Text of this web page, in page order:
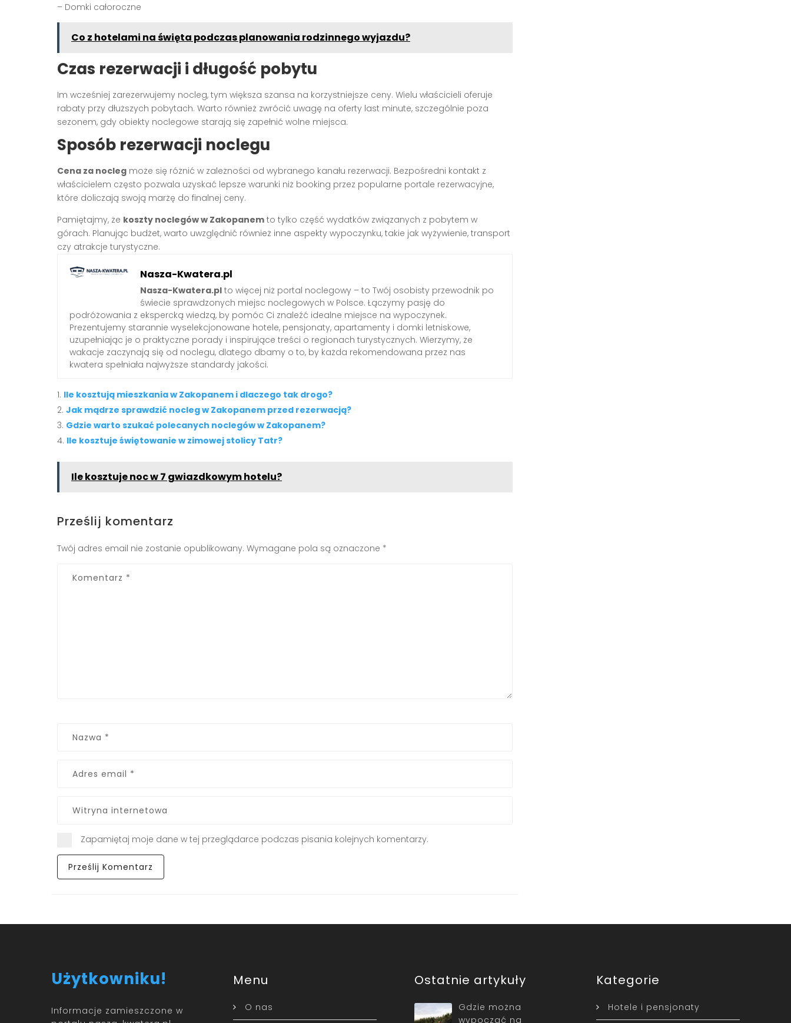
– Domki całoroczne
Co z hotelami na święta podczas planowania rodzinnego wyjazdu?
Czas rezerwacji i długość pobytu
Im wcześniej zarezerwujemy nocleg, tym większa szansa na korzystniejsze ceny. Wielu właścicieli oferuje
rabaty przy dłuższych pobytach. Warto również zwrócić uwagę na oferty last minute, szczególnie poza
sezonem, gdy obiekty noclegowe starają się zapełnić wolne miejsca.
Sposób rezerwacji noclegu
Cena za nocleg może się różnić w zależności od wybranego kanału rezerwacji. Bezpośredni kontakt z
właścicielem często pozwala uzyskać lepsze warunki niż booking przez popularne portale rezerwacyjne,
które doliczają swoją marżę do finalnej ceny.
Pamiętajmy, że koszty noclegów w Zakopanem to tylko część wydatków związanych z pobytem w
górach. Planując budżet, warto uwzględnić również inne aspekty wypoczynku, takie jak wyżywienie, transport
czy atrakcje turystyczne.
Nasza-Kwatera.pl
Nasza-Kwatera.pl to więcej niż portal noclegowy – to Twój osobisty przewodnik po
świecie sprawdzonych miejsc noclegowych w Polsce. Łączymy pasję do
podróżowania z ekspercką wiedzą, by pomóc Ci znaleźć idealne miejsce na wypoczynek.
Prezentujemy starannie wyselekcjonowane hotele, pensjonaty, apartamenty i domki letniskowe,
uzupełniając je o praktyczne porady i inspirujące treści o regionach turystycznych. Wierzymy, że
wakacje zaczynają się od noclegu, dlatego dbamy o to, by każda rekomendowana przez nas
kwatera spełniała najwyższe standardy jakości.
Ile kosztują mieszkania w Zakopanem i dlaczego tak drogo?
Jak mądrze sprawdzić nocleg w Zakopanem przed rezerwacją?
Gdzie warto szukać polecanych noclegów w Zakopanem?
Ile kosztuje świętowanie w zimowej stolicy Tatr?
Ile kosztuje noc w 7 gwiazdkowym hotelu?
Prześlij komentarz
Twój adres email nie zostanie opublikowany. Wymagane pola są oznaczone *
Zapamiętaj moje dane w tej przeglądarce podczas pisania kolejnych komentarzy.
Użytkowniku!
Informacje zamieszczone w
Menu
O nas
Ostatnie artykuły
Gdzie można
wypocząć na
Kategorie
Hotele i pensjonaty